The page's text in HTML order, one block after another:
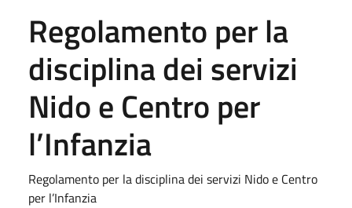
Regolamento per la
disciplina dei servizi
Nido e Centro per
l’Infanzia
Regolamento per la disciplina dei servizi Nido e Centro
per l’Infanzia